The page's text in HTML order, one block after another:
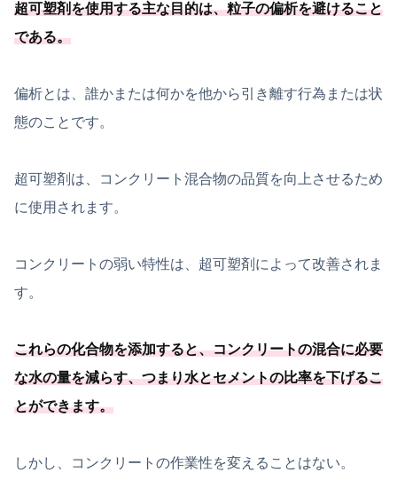
超可塑剤を使用する主な目的は、粒子の偏析を避けること
である。
偏析とは、誰かまたは何かを他から引き離す行為または状
態のことです。
超可塑剤は、コンクリート混合物の品質を向上させるため
に使用されます。
コンクリートの弱い特性は、超可塑剤によって改善されま
す。
これらの化合物を添加すると、コンクリートの混合に必要
な水の量を減らす、つまり水とセメントの比率を下げるこ
とができます。
しかし、コンクリートの作業性を変えることはない。